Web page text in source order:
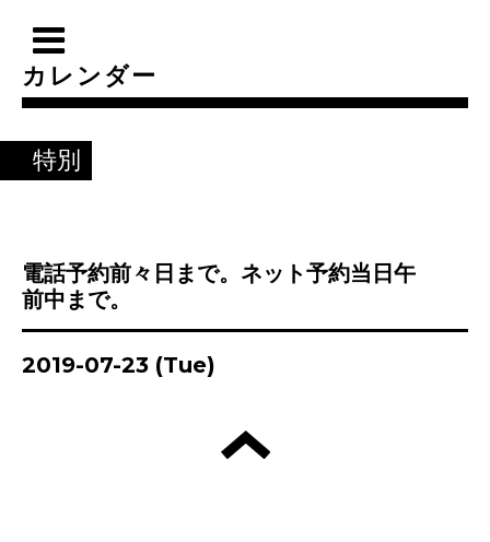
カレンダー
特別
電話予約前々日まで。ネット予約当日午
前中まで。
2019-07-23 (Tue)